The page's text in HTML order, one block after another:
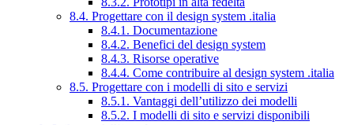
8.4. Progettare con il design system .italia
8.4.1. Documentazione
8.4.2. Benefici del design system
8.4.3. Risorse operative
8.4.4. Come contribuire al design system .italia
8.5. Progettare con i modelli di sito e servizi
8.5.1. Vantaggi dell’utilizzo dei modelli
8.5.2. I modelli di sito e servizi disponibili